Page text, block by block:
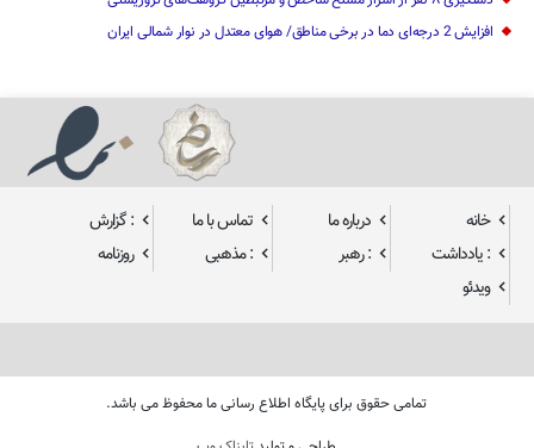
افزایش 2 درجه‌ای دما در برخی مناطق/ هوای معتدل در نوار شمالی ایران
خانه درباره ما تماس با ما
: گزارش
: یادداشت
: رهبر : مذهبی
روزنامه
ویدئو
تمامی حقوق برای پایگاه اطلاع رسانی ما محفوظ می باشد.